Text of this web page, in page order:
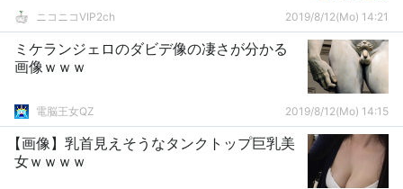
ニコニコVIP2ch 2019/8/12(Mo) 14:21
ミケランジェロのダビデ像の凄さが分かる
画像ｗｗｗ
電脳王女QZ 2019/8/12(Mo) 14:15
【画像】乳首見えそうなタンクトップ巨乳美
女ｗｗｗｗ